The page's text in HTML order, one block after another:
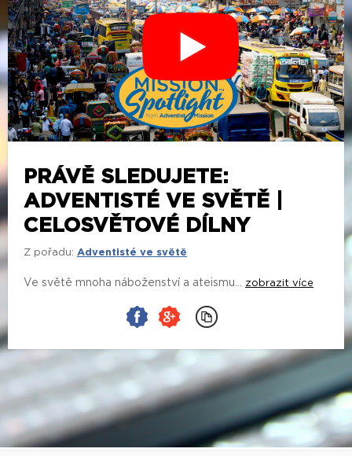
PRÁVĚ SLEDUJETE:
ADVENTISTÉ VE SVĚTĚ |
CELOSVĚTOVÉ DÍLNY
Z pořadu: Adventisté ve světě
Ve světě mnoha náboženství a ateismu... zobrazit více